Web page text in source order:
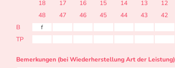
18
17 16 15 14 13 12
48
47 46 45 44 43 42
B
f
TP
Bemerkungen (bei Wiederherstellung Art der Leistung)